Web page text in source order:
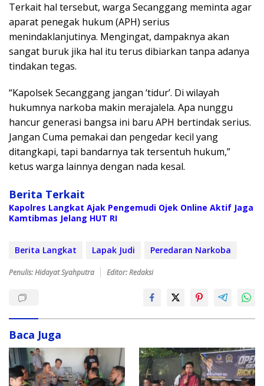
Terkait hal tersebut, warga Secanggang meminta agar
aparat penegak hukum (APH) serius
menindaklanjutinya. Mengingat, dampaknya akan
sangat buruk jika hal itu terus dibiarkan tanpa adanya
tindakan tegas.
“Kapolsek Secanggang jangan ‘tidur’. Di wilayah
hukumnya narkoba makin merajalela. Apa nunggu
hancur generasi bangsa ini baru APH bertindak serius.
Jangan Cuma pemakai dan pengedar kecil yang
ditangkapi, tapi bandarnya tak tersentuh hukum,”
ketus warga lainnya dengan nada kesal.
Berita Terkait
Kapolres Langkat Ajak Pengemudi Ojek Online Aktif Jaga
Kamtibmas Jelang HUT RI
Berita Langkat Lapak Judi Peredaran Narkoba
Penulis: Hidayat Syahputra Editor: Redaksi
Baca Juga